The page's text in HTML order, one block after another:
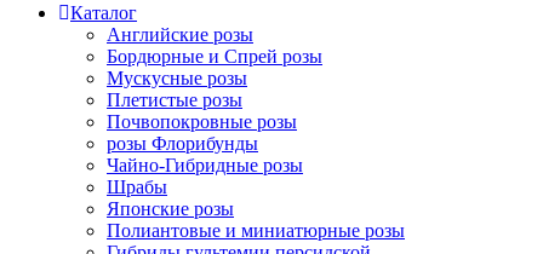
Каталог
Английские розы
Бордюрные и Спрей розы
Мускусные розы
Плетистые розы
Почвопокровные розы
розы Флорибунды
Чайно-Гибридные розы
Шрабы
Японские розы
Полиантовые и миниатюрные розы